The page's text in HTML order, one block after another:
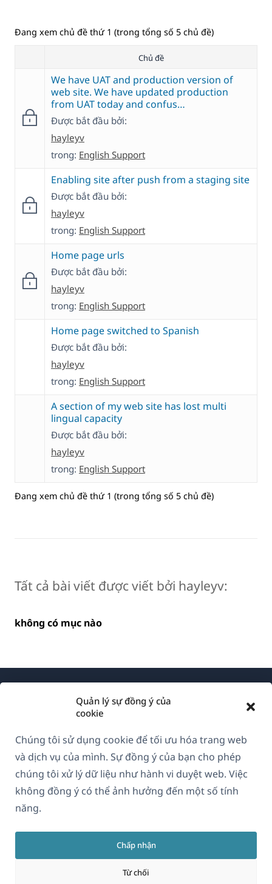
Quản lý sự đồng ý của
cookie
Chúng tôi sử dụng cookie để tối ưu hóa trang web
và dịch vụ của mình. Sự đồng ý của bạn cho phép
chúng tôi xử lý dữ liệu như hành vi duyệt web. Việc
không đồng ý có thể ảnh hưởng đến một số tính
năng.
Chấp nhận
Từ chối
Đang xem chủ đề thứ 1 (trong tổng số 5 chủ đề)
Chủ đề
We have UAT and production version of
web site. We have updated production
from UAT today and confus…
Được bắt đầu bởi:
hayleyv
trong: English Support
Enabling site after push from a staging site
Được bắt đầu bởi:
hayleyv
trong: English Support
Home page urls
Được bắt đầu bởi:
hayleyv
trong: English Support
Home page switched to Spanish
Được bắt đầu bởi:
hayleyv
trong: English Support
A section of my web site has lost multi
lingual capacity
Được bắt đầu bởi:
hayleyv
trong: English Support
Đang xem chủ đề thứ 1 (trong tổng số 5 chủ đề)
Tất cả bài viết được viết bởi hayleyv:
không có mục nào
Vietnamese
GDPR & Chính sách Bảo mật
Tham gia đội ngũ của chúng tôi(mở
mới)
trong
cửa
sổ
mới)
trong
cửa
sổ
mới)
trong
sổ